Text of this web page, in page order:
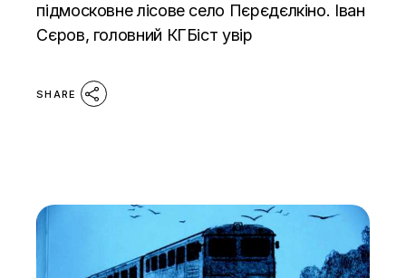
підмосковне лісове село Пєрєдєлкіно. Іван
Сєров, головний КГБіст увір
SHARE